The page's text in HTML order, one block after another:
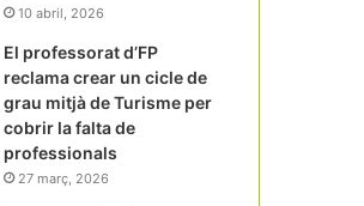
10 abril, 2026
El professorat d’FP
reclama crear un cicle de
grau mitjà de Turisme per
cobrir la falta de
professionals
27 març, 2026